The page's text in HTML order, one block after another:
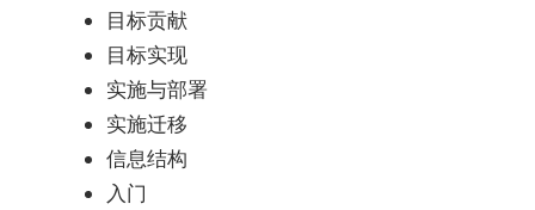
目标贡献
目标实现
实施与部署
实施迁移
信息结构
入门